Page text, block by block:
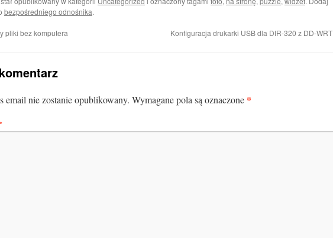
bezpośredniego odnośnika.
pliki bez komputera Konfiguracja drukarki USB dla DIR-320 z DD-WRT
email nie zostanie opublikowany. Wymagane pola są oznaczone *
*